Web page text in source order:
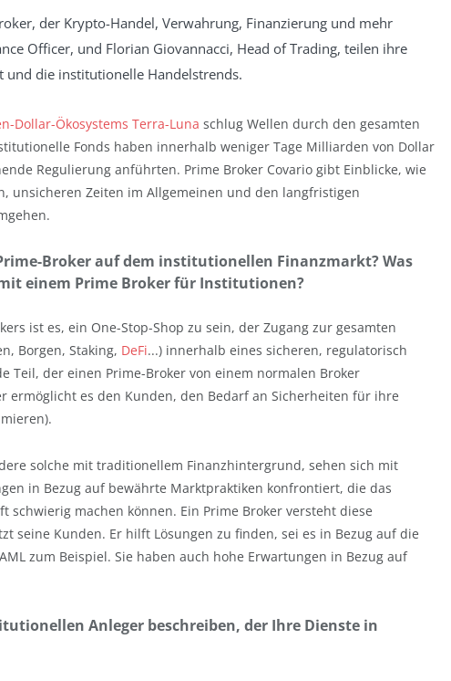
der Krypto-Handel, Verwahrung, Finanzierung und mehr
Officer, und Florian Giovannacci, Head of Trading, teilen ihre
und die institutionelle Handelstrends.
Dollar-Ökosystems Terra-Luna schlug Wellen durch den gesamten
Fonds haben innerhalb weniger Tage Milliarden von Dollar
Regulierung anführten. Prime Broker Covario gibt Einblicke, wie
unsicheren Zeiten im Allgemeinen und den langfristigen
Broker auf dem institutionellen Finanzmarkt? Was
einem Prime Broker für Institutionen?
ist es, ein One-Stop-Shop zu sein, der Zugang zur gesamten
Borgen, Staking, DeFi...) innerhalb eines sicheren, regulatorisch
Teil, der einen Prime-Broker von einem normalen Broker
ermöglicht es den Kunden, den Bedarf an Sicherheiten für ihre
solche mit traditionellem Finanzhintergrund, sehen sich mit
in Bezug auf bewährte Marktpraktiken konfrontiert, die das
machen können. Ein Prime Broker versteht diese
seine Kunden. Er hilft Lösungen zu finden, sei es in Bezug auf die
zum Beispiel. Sie haben auch hohe Erwartungen in Bezug auf
Anleger beschreiben, der Ihre Dienste in